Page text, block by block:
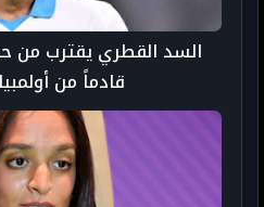
السد القطري يقترب من
قادماً من